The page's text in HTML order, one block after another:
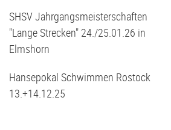
SHSV Jahrgangsmeisterschaften
"Lange Strecken" 24./25.01.26 in
Elmshorn
Hansepokal Schwimmen Rostock
13.+14.12.25